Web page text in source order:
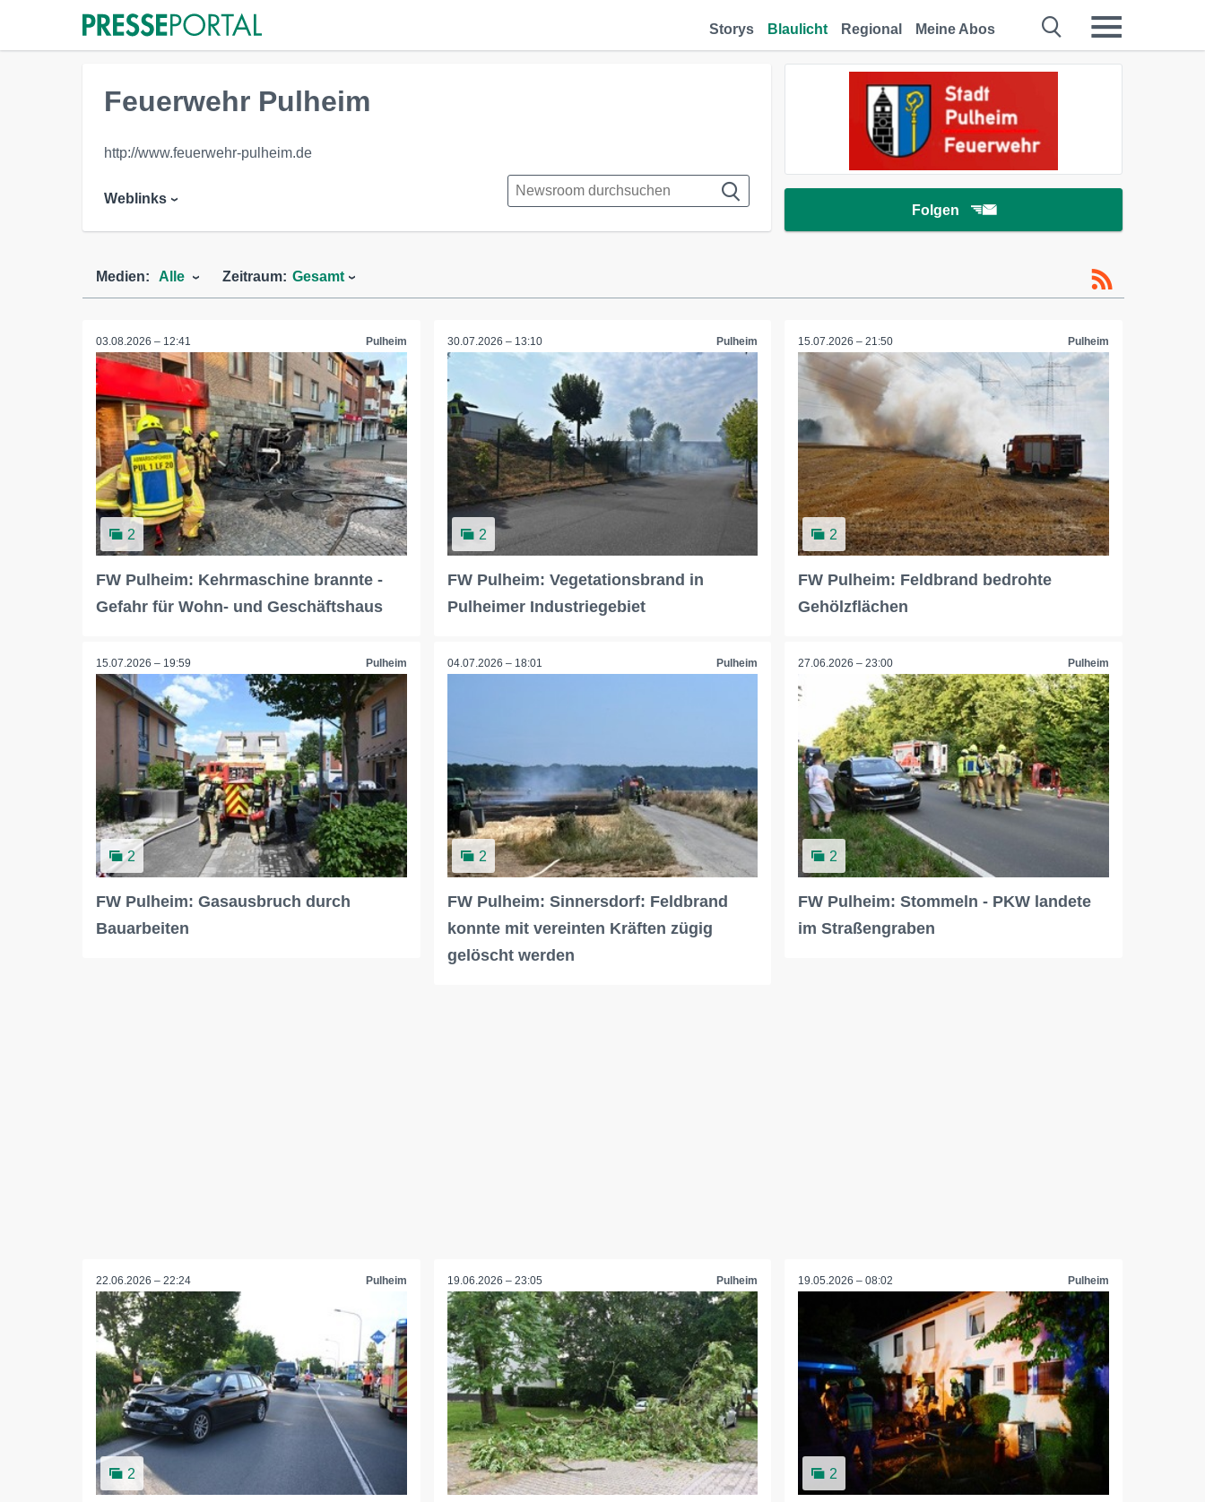
Storys Blaulicht Regional Meine Abos
Folgen
Feuerwehr Pulheim
http://www.feuerwehr-pulheim.de
Weblinks
Medien: Alle Zeitraum: Gesamt
03.08.2026 – 12:41 Pulheim
2
FW Pulheim: Kehrmaschine brannte -
Gefahr für Wohn- und Geschäftshaus
30.07.2026 – 13:10 Pulheim
2
FW Pulheim: Vegetationsbrand in
Pulheimer Industriegebiet
15.07.2026 – 21:50 Pulheim
2
FW Pulheim: Feldbrand bedrohte
Gehölzflächen
15.07.2026 – 19:59 Pulheim
2
FW Pulheim: Gasausbruch durch
Bauarbeiten
04.07.2026 – 18:01 Pulheim
2
FW Pulheim: Sinnersdorf: Feldbrand
konnte mit vereinten Kräften zügig
gelöscht werden
27.06.2026 – 23:00 Pulheim
2
FW Pulheim: Stommeln - PKW landete
im Straßengraben
22.06.2026 – 22:24 Pulheim
2
19.06.2026 – 23:05 Pulheim 19.05.2026 – 08:02 Pulheim
2